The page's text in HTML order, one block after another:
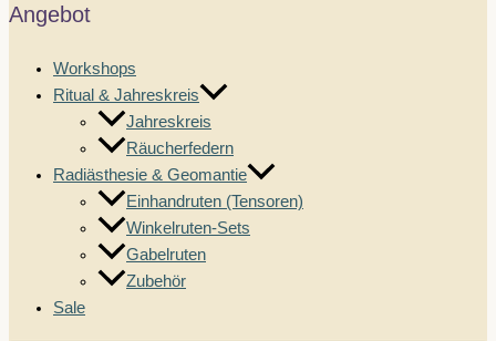
Angebot
Workshops
Ritual & Jahreskreis
Jahreskreis
Räucherfedern
Radiästhesie & Geomantie
Einhandruten (Tensoren)
Winkelruten-Sets
Gabelruten
Zubehör
Sale